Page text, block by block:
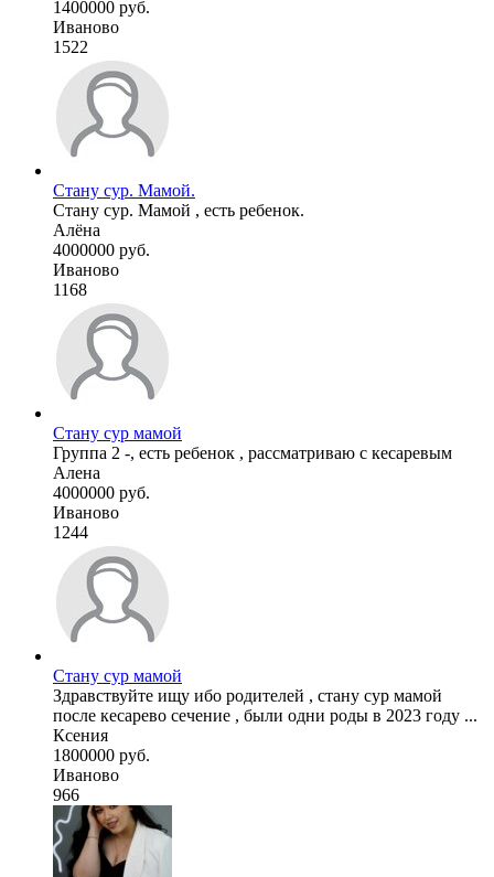
1400000 руб.
Иваново
1522
Стану сур. Мамой.
Стану сур. Мамой , есть ребенок.
Алёна
4000000 руб.
Иваново
1168
Стану сур мамой
Группа 2 -, есть ребенок , рассматриваю с кесаревым
Алена
4000000 руб.
Иваново
1244
Стану сур мамой
Здравствуйте ищу ибо родителей , стану сур мамой
после кесарево сечение , были одни роды в 2023 году ...
Ксения
1800000 руб.
Иваново
966